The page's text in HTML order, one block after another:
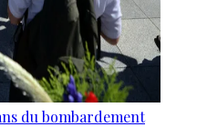
du bombardement